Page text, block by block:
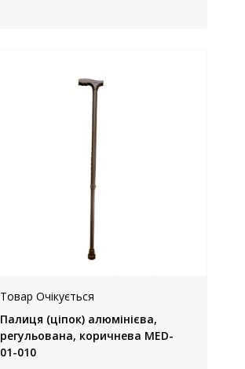
Товар Очікується
Палиця (ціпок) алюмінієва,
регульована, коричнева MED-
01-010